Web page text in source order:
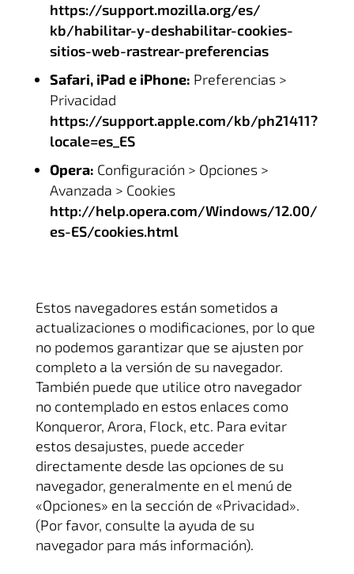
https://support.mozilla.org/es/
kb/habilitar-y-deshabilitar-cookies-
sitios-web-rastrear-preferencias
Safari, iPad e iPhone: Preferencias >
Privacidad
https://support.apple.com/kb/ph21411?
locale=es_ES
Opera: Configuración > Opciones >
Avanzada > Cookies
http://help.opera.com/Windows/12.00/
es-ES/cookies.html
Estos navegadores están sometidos a
actualizaciones o modificaciones, por lo que
no podemos garantizar que se ajusten por
completo a la versión de su navegador.
También puede que utilice otro navegador
no contemplado en estos enlaces como
Konqueror, Arora, Flock, etc. Para evitar
estos desajustes, puede acceder
directamente desde las opciones de su
navegador, generalmente en el menú de
«Opciones» en la sección de «Privacidad».
(Por favor, consulte la ayuda de su
navegador para más información).